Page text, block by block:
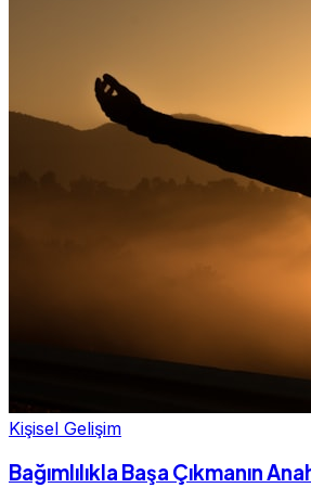
Kişisel Gelişim
Bağımlılıkla Başa Çıkmanın